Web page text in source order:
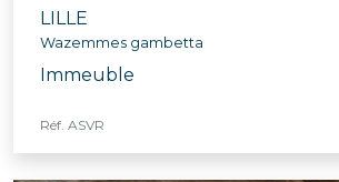
LILLE
Wazemmes gambetta
Immeuble
Réf. ASVR